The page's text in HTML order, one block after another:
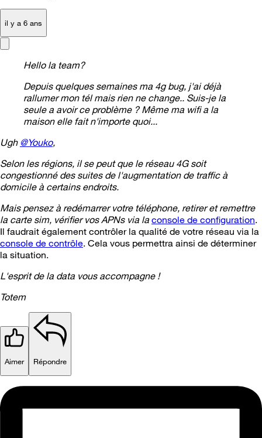
il y a 6 ans
Hello la team?
Depuis quelques semaines ma 4g bug, j'ai déjà
rallumer mon tél mais rien ne change.. Suis-je la
seule a avoir ce problème ? Même ma wifi a la
maison elle fait n'importe quoi...
Ugh @Youko,
Selon les régions, il se peut que le réseau 4G soit
congestionné des suites de l'augmentation de traffic à
domicile à certains endroits.
Mais pensez à redémarrer votre téléphone, retirer et remettre
la carte sim, vérifier vos APNs via la console de configuration.
Il faudrait également contrôler la qualité de votre réseau via la
console de contrôle. Cela vous permettra ainsi de déterminer
la situation.
L'esprit de la data vous accompagne !
Totem
Aimer Répondre